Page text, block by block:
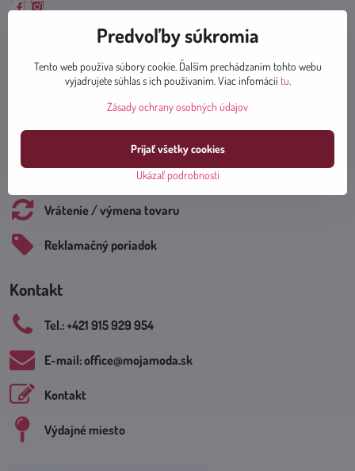
FacebookInstagram
Dodanie tovaru
Doprava a platba
Obchodné podmienky
Vrátenie / výmena tovaru
Reklamačný poriadok
Kontakt
Tel​.: +421 915 929 954
E-mail: office​@mojamoda​.sk
Kontakt
Výdajné miesto
Predvoľby súkromia
Tento web používa súbory cookie. Ďalším prechádzaním tohto webu
vyjadrujete súhlas s ich používaním. Viac infomáciítu.
Zásady ochrany osobných údajov
Ukázať podrobnosti
Prijať všetky cookies